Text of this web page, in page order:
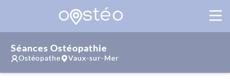
Séances Ostéopathie
Ostéopathe Vaux-sur-Mer